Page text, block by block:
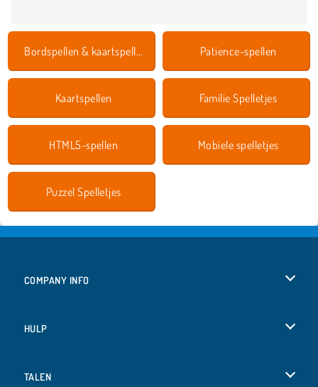
Bordspellen & kaartspellen Patience-spellen
Kaartspellen Familie Spelletjes
HTML5-spellen Mobiele spelletjes
Puzzel Spelletjes
COMPANY INFO
HULP
TALEN